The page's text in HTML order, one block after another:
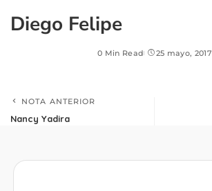
Diego Felipe
0 Min Read 25 mayo, 2017
NOTA ANTERIOR
Nancy Yadira